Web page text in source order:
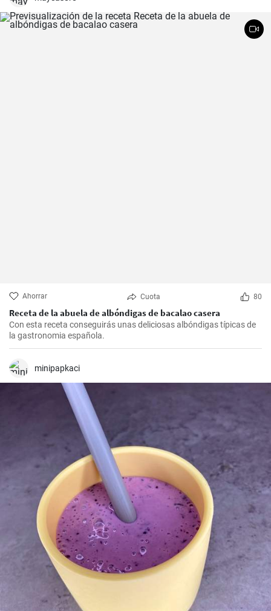
Ahorrar Cuota 80
Receta de la abuela de albóndigas de bacalao casera
Con esta receta conseguirás unas deliciosas albóndigas típicas de
la gastronomia española.
minipapkaci